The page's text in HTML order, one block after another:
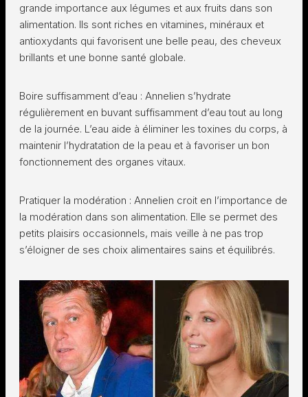
grande importance aux légumes et aux fruits dans son
alimentation. Ils sont riches en vitamines, minéraux et
antioxydants qui favorisent une belle peau, des cheveux
brillants et une bonne santé globale.
Boire suffisamment d’eau : Annelien s’hydrate
régulièrement en buvant suffisamment d’eau tout au long
de la journée. L’eau aide à éliminer les toxines du corps, à
maintenir l’hydratation de la peau et à favoriser un bon
fonctionnement des organes vitaux.
Pratiquer la modération : Annelien croit en l’importance de
la modération dans son alimentation. Elle se permet des
petits plaisirs occasionnels, mais veille à ne pas trop
s’éloigner de ses choix alimentaires sains et équilibrés.